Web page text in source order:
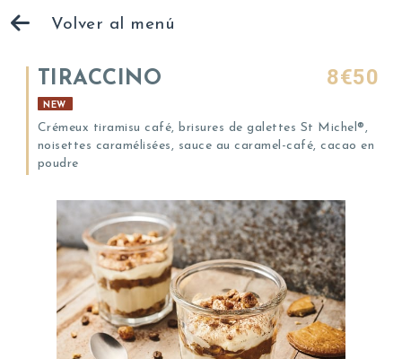
Volver al menú
TIRACCINO 8€50
NEW
Crémeux tiramisu café, brisures de galettes St Michel®,
noisettes caramélisées, sauce au caramel-café, cacao en
poudre